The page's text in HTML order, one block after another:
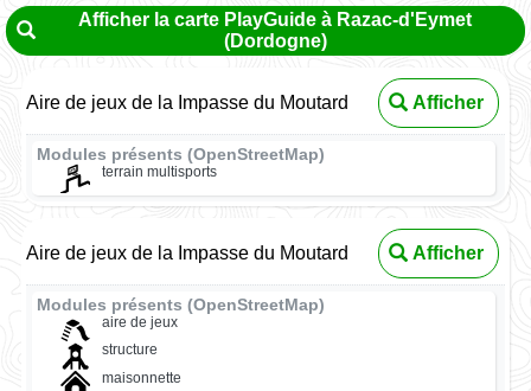
Afficher la carte PlayGuide à Razac-d'Eymet
(Dordogne)
Aire de jeux de la Impasse du Moutard Afficher
Modules présents (OpenStreetMap)
terrain multisports
Aire de jeux de la Impasse du Moutard Afficher
Modules présents (OpenStreetMap)
aire de jeux
structure
maisonnette